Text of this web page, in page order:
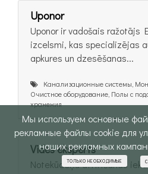
Uponor
Uponor ir vadošais ražotājs
izcelsmi, kas specializējas
apkures un dzesēšanas...
Канализационные системы,
Очистное оборудование, Полы с
хранения
Vides eksperts
Notekūdeņu attīrīšanas
Мы используем основные
рекламные файлы cookie для
наших рекламных
ТОЛЬКО НЕОБХОДИМЫЕ